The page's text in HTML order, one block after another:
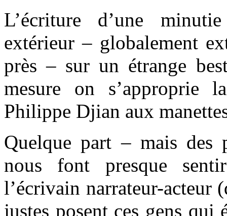
L’écriture d’une
extérieur – globalement
près – sur un étrange
mesure on s’approprie
Philippe Djian aux
Quelque part – mais des
nous font presque
l’écrivain narrateur-acteur
justes posent ces gens